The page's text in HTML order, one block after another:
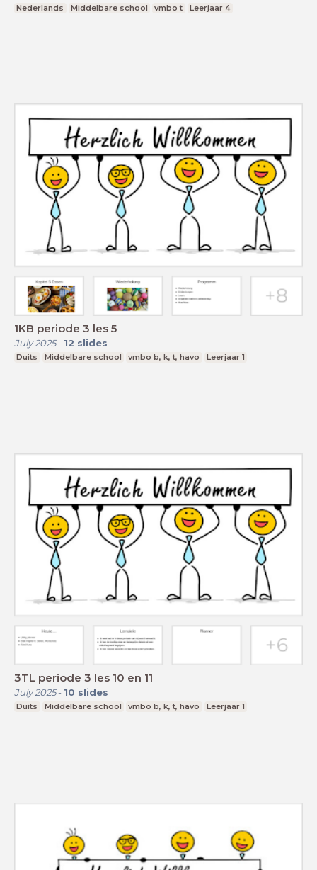
Nederlands Middelbare school vmbo t Leerjaar 4
1KB periode 3 les 5
July 2025- 12 slides
Duits Middelbare school vmbo b, k, t, havo Leerjaar 1
3TL periode 3 les 10 en 11
July 2025- 10 slides
Duits Middelbare school vmbo b, k, t, havo Leerjaar 1